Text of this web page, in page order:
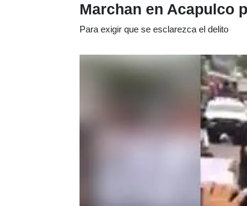
Marchan en Acapulco
Para exigir que se esclarezca el delito